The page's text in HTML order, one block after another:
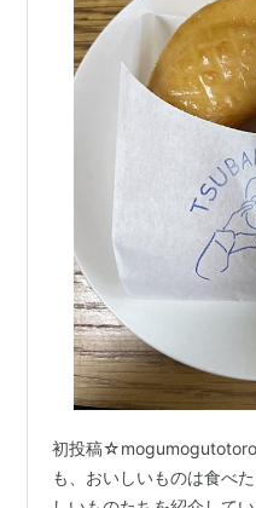
初投稿☆mogumogutotoro
も、おいしいものは食べ